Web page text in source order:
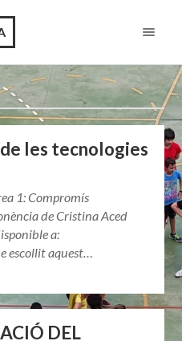
les tecnologies
1: Compromís
de Cristina Aced
a:
escollit aquest…
DEL